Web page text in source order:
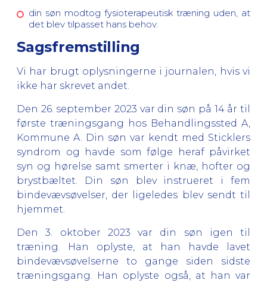
din søn modtog fysioterapeutisk træning uden, at
det blev tilpasset hans behov.
Sagsfremstilling
Vi har brugt oplysningerne i journalen, hvis vi
ikke har skrevet andet.
Den 26. september 2023 var din søn på 14 år til
første træningsgang hos Behandlingssted A,
Kommune A. Din søn var kendt med Sticklers
syndrom og havde som følge heraf påvirket
syn og hørelse samt smerter i knæ, hofter og
brystbæltet. Din søn blev instrueret i fem
bindevævsøvelser, der ligeledes blev sendt til
hjemmet.
Den 3. oktober 2023 var din søn igen til
træning. Han oplyste, at han havde lavet
bindevævsøvelserne to gange siden sidste
træningsgang. Han oplyste også, at han var